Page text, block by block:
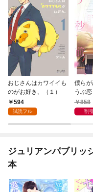
おじさんはカワイイも
のがお好き。（１）
594
試読フル
僕ら
うぶ
ー～【
定特典
858
割引
ジュリアンパブリッ
本